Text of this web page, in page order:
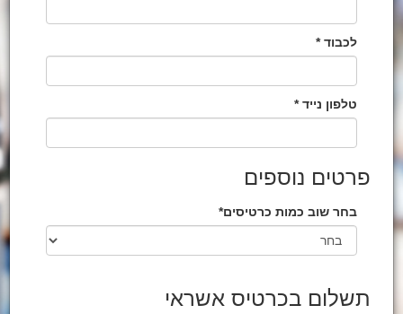
לכבוד *
טלפון נייד *
פרטים נוספים
בחר שוב כמות כרטיסים*
תשלום בכרטיס אשראי